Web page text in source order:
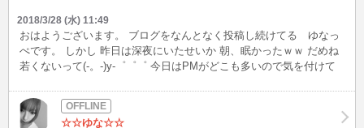
2018/3/28 (水) 11:49
おはようございます。 ブログをなんとなく投稿し続けてる ゆなっ
ぺです。 しかし 昨日は深夜にいたせいか 朝、眠かったｗｗ だめね
若くないって(-。-)y-゜゜゜ 今日はPMがどこも多いので気を付けて
けか？ 今日の出没時間は 謎 捕まえてくださーーい！
☆☆ゆな☆☆